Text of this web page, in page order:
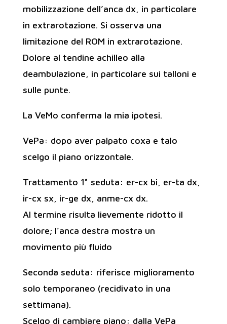
mobilizzazione dell’anca dx, in particolare
in extrarotazione. Si osserva una
limitazione del ROM in extrarotazione.
Dolore al tendine achilleo alla
deambulazione, in particolare sui talloni e
sulle punte.
La VeMo conferma la mia ipotesi.
VePa: dopo aver palpato coxa e talo
scelgo il piano orizzontale.
Trattamento 1° seduta: er-cx bi, er-ta dx,
ir-cx sx, ir-ge dx, anme-cx dx.
Al termine risulta lievemente ridotto il
dolore; l’anca destra mostra un
movimento più fluido
Seconda seduta: riferisce miglioramento
solo temporaneo (recidivato in una
settimana).
Scelgo di cambiare piano: dalla VePa